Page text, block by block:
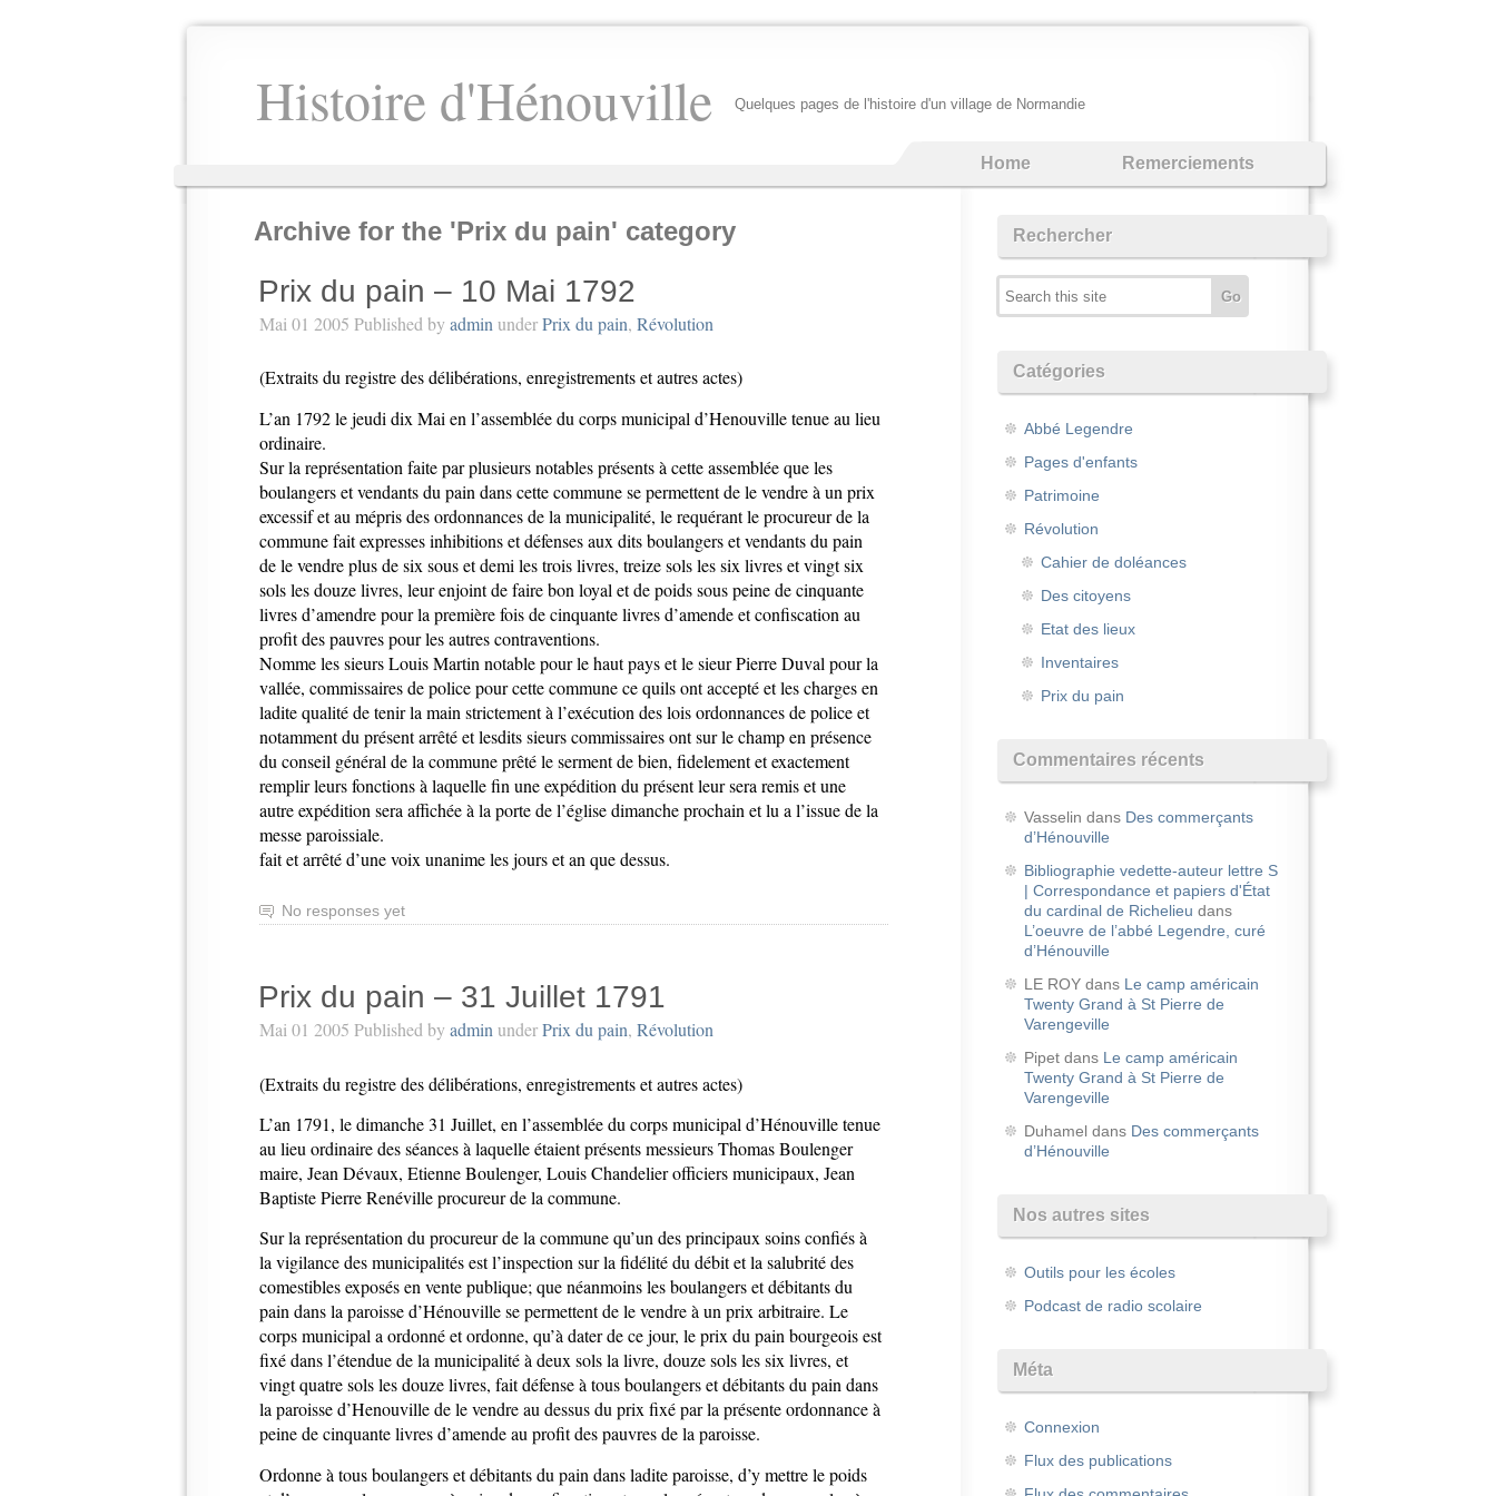
Histoire d'Hénouville Quelques pages de l'histoire d'un village de Normandie
Home Remerciements
Archive for the 'Prix du pain' category
Prix du pain – 10 Mai 1792
Mai 01 2005 Published by admin underPrix du pain, Révolution
(Extraits du registre des délibérations, enregistrements et autres actes)
L’an 1792 le jeudi dix Mai en l’assemblée du corps municipal d’Henouville tenue au lieu
ordinaire.
Sur la représentation faite par plusieurs notables présents à cette assemblée que les
boulangers et vendants du pain dans cette commune se permettent de le vendre à un prix
excessif et au mépris des ordonnances de la municipalité, le requérant le procureur de la
commune fait expresses inhibitions et défenses aux dits boulangers et vendants du pain
de le vendre plus de six sous et demi les trois livres, treize sols les six livres et vingt six
sols les douze livres, leur enjoint de faire bon loyal et de poids sous peine de cinquante
livres d’amendre pour la première fois de cinquante livres d’amende et confiscation au
profit des pauvres pour les autres contraventions.
Nomme les sieurs Louis Martin notable pour le haut pays et le sieur Pierre Duval pour la
vallée, commissaires de police pour cette commune ce quils ont accepté et les charges en
ladite qualité de tenir la main strictement à l’exécution des lois ordonnances de police et
notamment du présent arrêté et lesdits sieurs commissaires ont sur le champ en présence
du conseil général de la commune prêté le serment de bien, fidelement et exactement
remplir leurs fonctions à laquelle fin une expédition du présent leur sera remis et une
autre expédition sera affichée à la porte de l’église dimanche prochain et lu a l’issue de la
messe paroissiale.
fait et arrêté d’une voix unanime les jours et an que dessus.
No responses yet
Prix du pain – 31 Juillet 1791
Mai 01 2005 Published by admin underPrix du pain, Révolution
(Extraits du registre des délibérations, enregistrements et autres actes)
L’an 1791, le dimanche 31 Juillet, en l’assemblée du corps municipal d’Hénouville tenue
au lieu ordinaire des séances à laquelle étaient présents messieurs Thomas Boulenger
maire, Jean Dévaux, Etienne Boulenger, Louis Chandelier officiers municipaux, Jean
Baptiste Pierre Renéville procureur de la commune.
Sur la représentation du procureur de la commune qu’un des principaux soins confiés à
la vigilance des municipalités est l’inspection sur la fidélité du débit et la salubrité des
comestibles exposés en vente publique; que néanmoins les boulangers et débitants du
pain dans la paroisse d’Hénouville se permettent de le vendre à un prix arbitraire. Le
corps municipal a ordonné et ordonne, qu’à dater de ce jour, le prix du pain bourgeois est
fixé dans l’étendue de la municipalité à deux sols la livre, douze sols les six livres, et
vingt quatre sols les douze livres, fait défense à tous boulangers et débitants du pain dans
la paroisse d’Henouville de le vendre au dessus du prix fixé par la présente ordonnance à
peine de cinquante livres d’amende au profit des pauvres de la paroisse.
Ordonne à tous boulangers et débitants du pain dans ladite paroisse, d’y mettre le poids
Rechercher
Catégories
Abbé Legendre
Pages d'enfants
Patrimoine
Révolution
Cahier de doléances
Des citoyens
Etat des lieux
Inventaires
Prix du pain
Commentaires récents
Vasselin dans Des commerçants
d’Hénouville
Bibliographie vedette-auteur lettre S
| Correspondance et papiers d'État
du cardinal de Richelieu dans
L’oeuvre de l’abbé Legendre, curé
d’Hénouville
LE ROY dans Le camp américain
Twenty Grand à St Pierre de
Varengeville
Pipet dans Le camp américain
Twenty Grand à St Pierre de
Varengeville
Duhamel dans Des commerçants
d’Hénouville
Nos autres sites
Outils pour les écoles
Podcast de radio scolaire
Méta
Connexion
Flux des publications